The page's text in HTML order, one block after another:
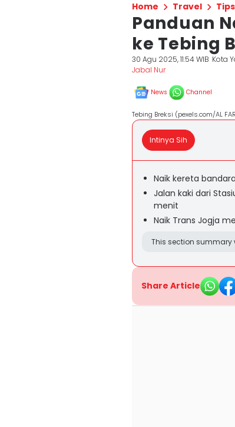
Home Travel Tips
Panduan
ke Tebing
30 Agu 2025, 11:54 WIB Kota
Jabal Nur
News Channel
Tebing Breksi (pexels.com/AL
Intinya Sih
Naik kereta
Jalan kaki dari
menit
Naik Trans Jogja
This section summary
Share Article